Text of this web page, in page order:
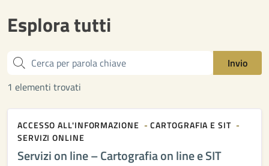
Esplora tutti
Cerca
Invio
1 elementi trovati
ACCESSO ALL'INFORMAZIONE
CARTOGRAFIA E SIT
SERVIZI ONLINE
Servizi on line – Cartografia on line e SIT